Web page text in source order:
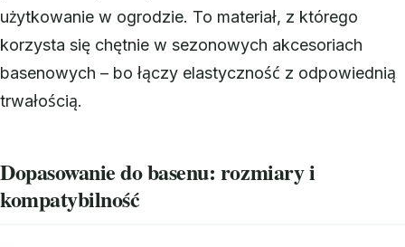
użytkowanie w ogrodzie. To materiał, z którego
korzysta się chętnie w sezonowych akcesoriach
basenowych – bo łączy elastyczność z odpowiednią
trwałością.
Dopasowanie do basenu: rozmiary i
kompatybilność